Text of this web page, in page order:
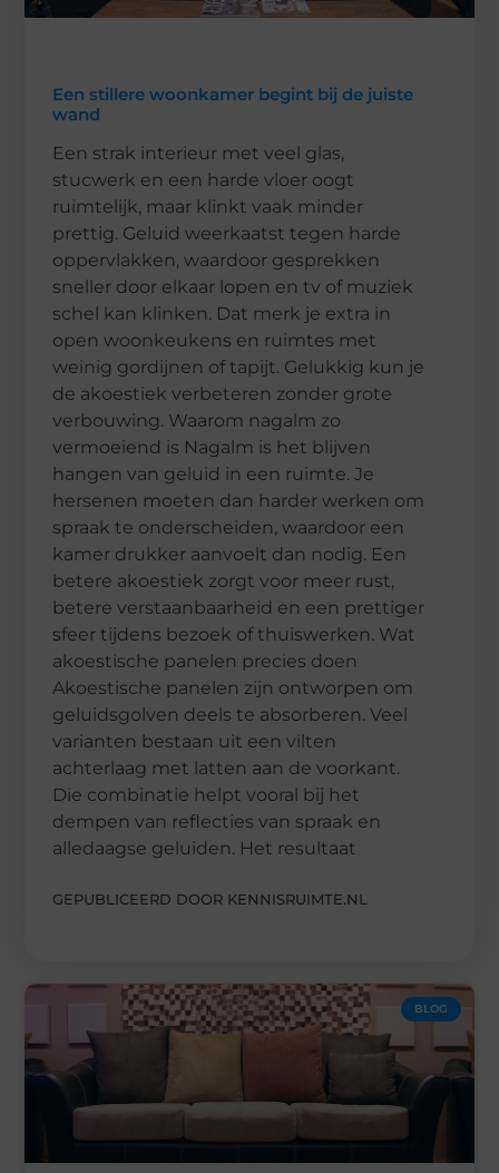
Een stillere woonkamer begint bij de juiste
wand
Een strak interieur met veel glas,
stucwerk en een harde vloer oogt
ruimtelijk, maar klinkt vaak minder
prettig. Geluid weerkaatst tegen harde
oppervlakken, waardoor gesprekken
sneller door elkaar lopen en tv of muziek
schel kan klinken. Dat merk je extra in
open woonkeukens en ruimtes met
weinig gordijnen of tapijt. Gelukkig kun je
de akoestiek verbeteren zonder grote
verbouwing. Waarom nagalm zo
vermoeiend is Nagalm is het blijven
hangen van geluid in een ruimte. Je
hersenen moeten dan harder werken om
spraak te onderscheiden, waardoor een
kamer drukker aanvoelt dan nodig. Een
betere akoestiek zorgt voor meer rust,
betere verstaanbaarheid en een prettiger
sfeer tijdens bezoek of thuiswerken. Wat
akoestische panelen precies doen
Akoestische panelen zijn ontworpen om
geluidsgolven deels te absorberen. Veel
varianten bestaan uit een vilten
achterlaag met latten aan de voorkant.
Die combinatie helpt vooral bij het
dempen van reflecties van spraak en
alledaagse geluiden. Het resultaat
GEPUBLICEERD DOOR KENNISRUIMTE.NL
BLOG